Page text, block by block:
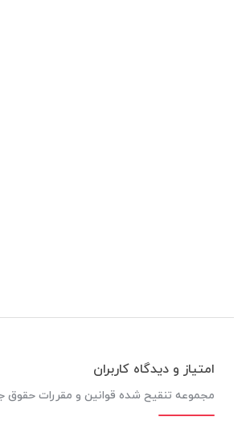
امتیاز و دیدگاه کاربران
مجموعه تنقیح شده قوانین و مقررات حقوق